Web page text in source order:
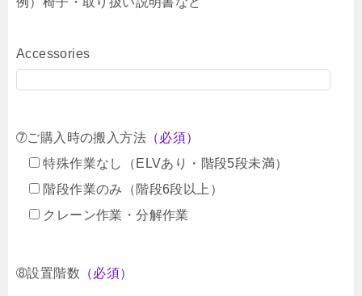
Accessories
➆ご購入時の搬入方法 （必須）
特殊作業なし（ELVあり・階段5段未満）
階段作業のみ（階段6段以上）
クレーン作業・分解作業
➇設置階数 （必須）